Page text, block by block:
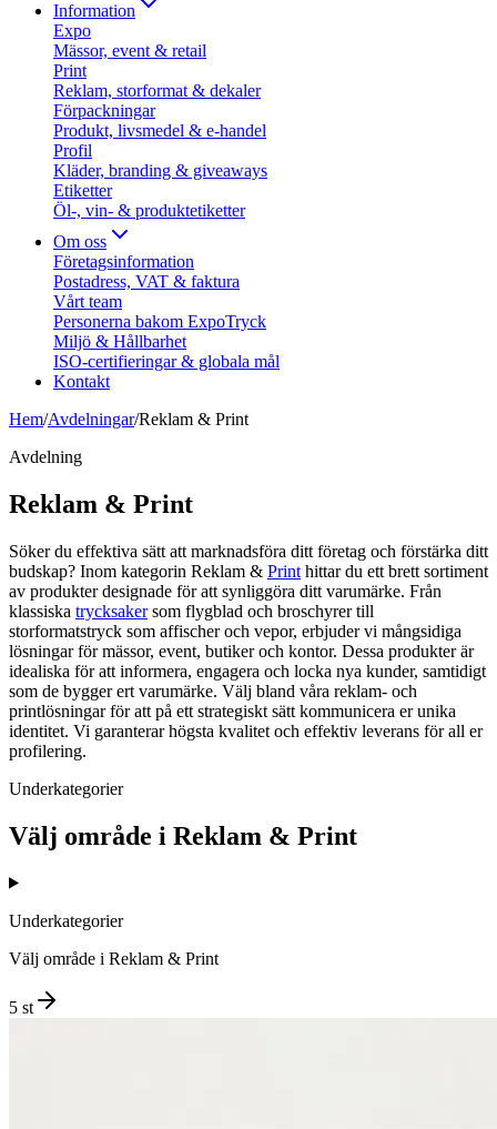
Information
Expo
Mässor, event & retail
Print
Reklam, storformat & dekaler
Förpackningar
Produkt, livsmedel & e-handel
Profil
Kläder, branding & giveaways
Etiketter
Öl-, vin- & produktetiketter
Om oss
Företagsinformation
Postadress, VAT & faktura
Vårt team
Personerna bakom ExpoTryck
Miljö & Hållbarhet
ISO-certifieringar & globala mål
Kontakt
Hem/Avdelningar/Reklam & Print
Avdelning
Reklam & Print
Söker du effektiva sätt att marknadsföra ditt företag och förstärka ditt
budskap? Inom kategorin Reklam & Print hittar du ett brett sortiment
av produkter designade för att synliggöra ditt varumärke. Från
klassiska trycksakersom flygblad och broschyrer till
storformatstryck som affischer och vepor, erbjuder vi mångsidiga
lösningar för mässor, event, butiker och kontor. Dessa produkter är
idealiska för att informera, engagera och locka nya kunder, samtidigt
som de bygger ert varumärke. Välj bland våra reklam- och
printlösningar för att på ett strategiskt sätt kommunicera er unika
identitet. Vi garanterar högsta kvalitet och effektiv leverans för all er
profilering.
Underkategorier
Välj område i Reklam & Print
Underkategorier
Välj område i Reklam & Print
5 st